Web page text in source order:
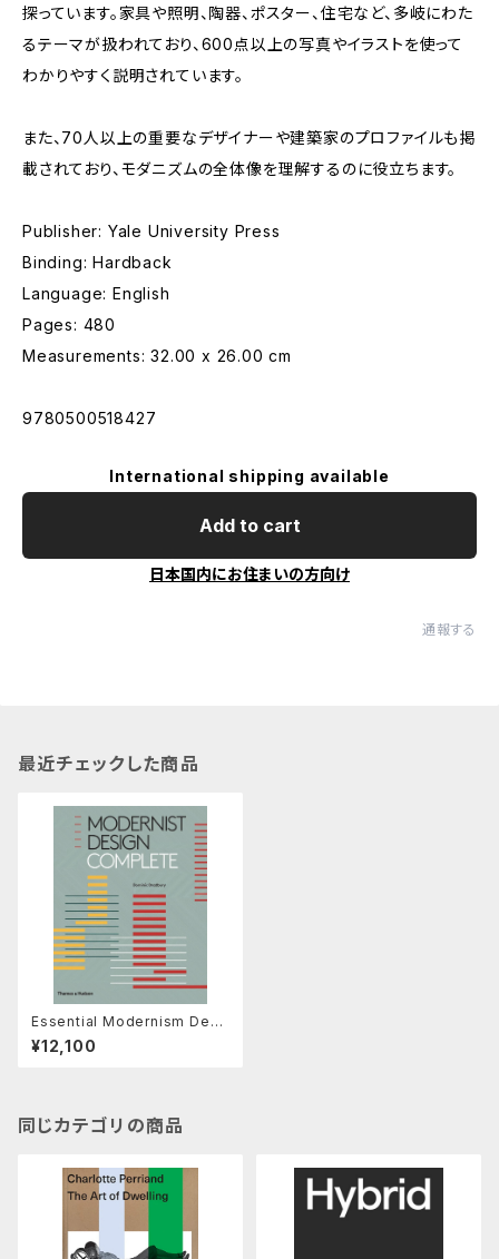
探っています。家具や照明、陶器、ポスター、住宅など、多岐にわた
るテーマが扱われており、600点以上の写真やイラストを使って
わかりやすく説明されています。
また、70人以上の重要なデザイナーや建築家のプロファイルも掲
載されており、モダニズムの全体像を理解するのに役立ちます。
Publisher: Yale University Press
Binding: Hardback
Language: English
Pages: 480
Measurements: 32.00 x 26.00 cm
9780500518427
International shipping available
Add to cart
日本国内にお住まいの方向け
通報する
最近チェックした商品
Essential Modernism Desi
gn between the World War
s
¥12,100
同じカテゴリの商品